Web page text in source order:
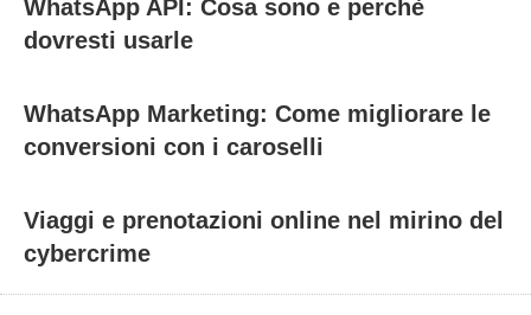
WhatsApp API: Cosa sono e perchè
dovresti usarle
WhatsApp Marketing: Come migliorare le
conversioni con i caroselli
Viaggi e prenotazioni online nel mirino del
cybercrime